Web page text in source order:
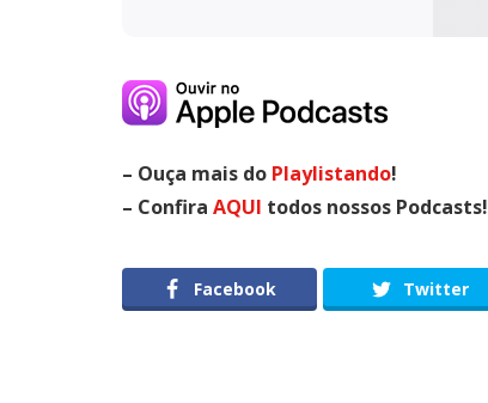
– Ouça mais do Playlistando!
– Confira AQUI todos nossos Podcasts!
Facebook Twitter